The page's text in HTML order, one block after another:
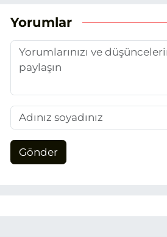
Yorumlar
Gönder